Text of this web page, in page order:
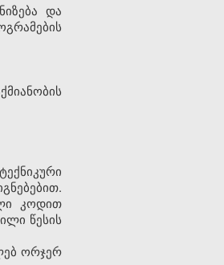
და
კოდით
წესის
ორჯერ